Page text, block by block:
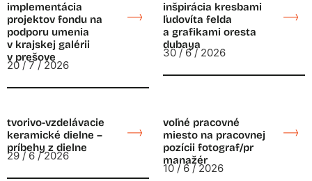
implementácia
projektov fondu na
podporu umenia
v krajskej galérii
v prešove
20 / 7 / 2026
inšpirácia kresbami
ľudovíta felda
a grafikami oresta
dubaya
30 / 6 / 2026
tvorivo-vzdelávacie
keramické dielne –
príbehy z dielne
29 / 6 / 2026
voľné pracovné
miesto na pracovnej
pozícii fotograf/pr
manažér
10 / 6 / 2026